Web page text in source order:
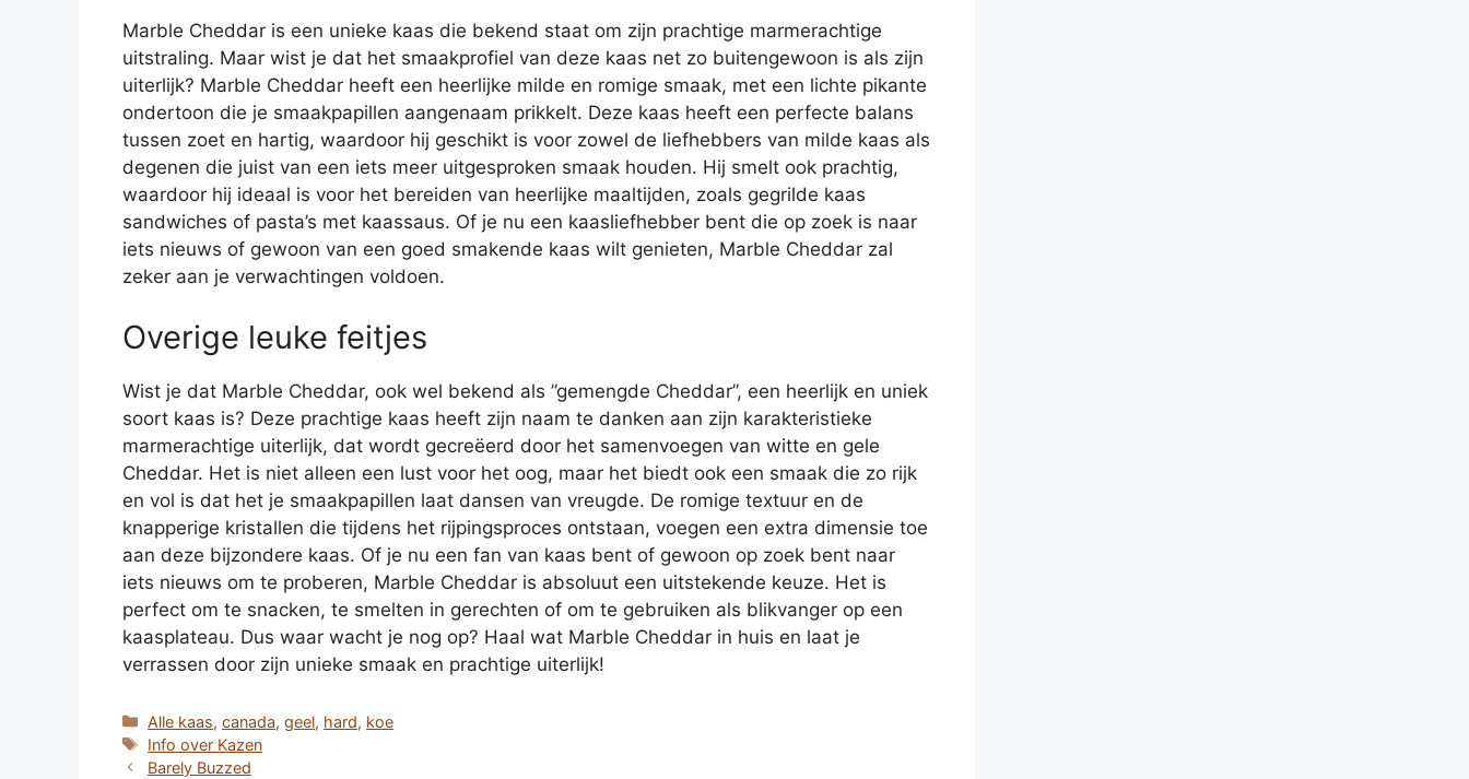
Marble Cheddar is een unieke kaas die bekend staat om zijn prachtige marmerachtige
uitstraling. Maar wist je dat het smaakprofiel van deze kaas net zo buitengewoon is als zijn
uiterlijk? Marble Cheddar heeft een heerlijke milde en romige smaak, met een lichte pikante
ondertoon die je smaakpapillen aangenaam prikkelt. Deze kaas heeft een perfecte balans
tussen zoet en hartig, waardoor hij geschikt is voor zowel de liefhebbers van milde kaas als
degenen die juist van een iets meer uitgesproken smaak houden. Hij smelt ook prachtig,
waardoor hij ideaal is voor het bereiden van heerlijke maaltijden, zoals gegrilde kaas
sandwiches of pasta’s met kaassaus. Of je nu een kaasliefhebber bent die op zoek is naar
iets nieuws of gewoon van een goed smakende kaas wilt genieten, Marble Cheddar zal
zeker aan je verwachtingen voldoen.
Overige leuke feitjes
Wist je dat Marble Cheddar, ook wel bekend als ”gemengde Cheddar”, een heerlijk en uniek
soort kaas is? Deze prachtige kaas heeft zijn naam te danken aan zijn karakteristieke
marmerachtige uiterlijk, dat wordt gecreëerd door het samenvoegen van witte en gele
Cheddar. Het is niet alleen een lust voor het oog, maar het biedt ook een smaak die zo rijk
en vol is dat het je smaakpapillen laat dansen van vreugde. De romige textuur en de
knapperige kristallen die tijdens het rijpingsproces ontstaan, voegen een extra dimensie toe
aan deze bijzondere kaas. Of je nu een fan van kaas bent of gewoon op zoek bent naar
iets nieuws om te proberen, Marble Cheddar is absoluut een uitstekende keuze. Het is
perfect om te snacken, te smelten in gerechten of om te gebruiken als blikvanger op een
kaasplateau. Dus waar wacht je nog op? Haal wat Marble Cheddar in huis en laat je
verrassen door zijn unieke smaak en prachtige uiterlijk!
Categorieën
Alle kaas,canada,geel, hard, koe
Tags
Info over Kazen
Barely Buzzed